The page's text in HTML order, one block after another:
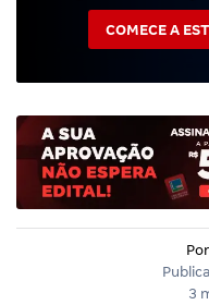
COMECE A
Por
3